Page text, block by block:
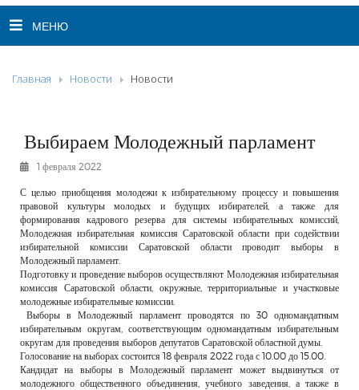
МЕНЮ
НОВОСТИ
К СВЕДЕНИЮ
КОНКУРСЫ
РЕКЛАМОДАТЕЛЯМ
ОБЪЯВЛЕНИЯ
КОНТАКТЫ
Главная Новости Новости
Выбираем Молодежный парламент
1 февраля 2022
С целью приобщения молодежи к избирательному процессу и повышения
правовой культуры молодых и будущих избирателей, а также для
формирования кадрового резерва для системы избирательных комиссий,
Молодежная избирательная комиссия Саратовской области при содействии
избирательной комиссии Саратовской области проводит выборы в
Молодежный парламент.
Подготовку и проведение выборов осуществляют Молодежная избирательная
комиссия Саратовской области, окружные, территориальные и участковые
молодежные избирательные комиссии.
Выборы в Молодежный парламент проводятся по 30 одномандатным
избирательным округам, соответствующим одномандатным избирательным
округам для проведения выборов депутатов Саратовской областной думы.
Голосование на выборах состоится 18 февраля 2022 года с 10.00 до 15.00.
Кандидат на выборы в Молодежный парламент может выдвинуться от
молодежного общественного объединения, учебного заведения, а также в